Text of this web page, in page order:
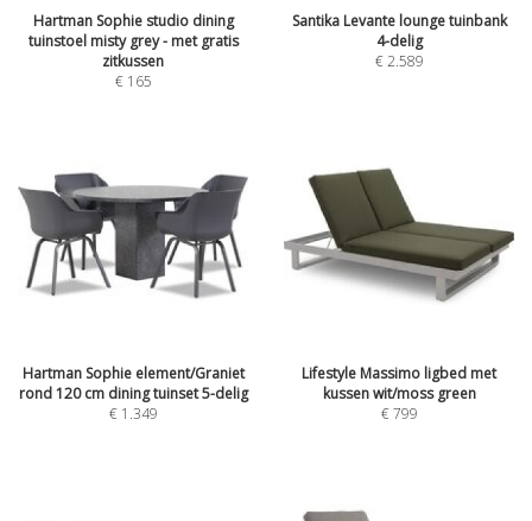
Hartman Sophie studio dining
tuinstoel misty grey - met gratis
zitkussen
€ 165
Santika Levante lounge tuinbank
4-delig
€2.589
Hartman Sophie element/Graniet
rond 120 cm dining tuinset 5-delig
€ 1.349
Lifestyle Massimo ligbed met
kussen wit/moss green
€799